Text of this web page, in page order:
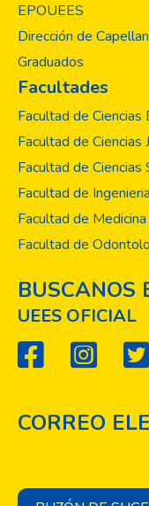
EPOUEES
Dirección de
Graduados
Facultades
Facultad de Ciencias
Facultad de Ciencias
Facultad de Ciencias
Facultad de Ingenieria
Facultad de Medicina
Facultad de
BUSCANOS
UEES OFICIAL
CORREO